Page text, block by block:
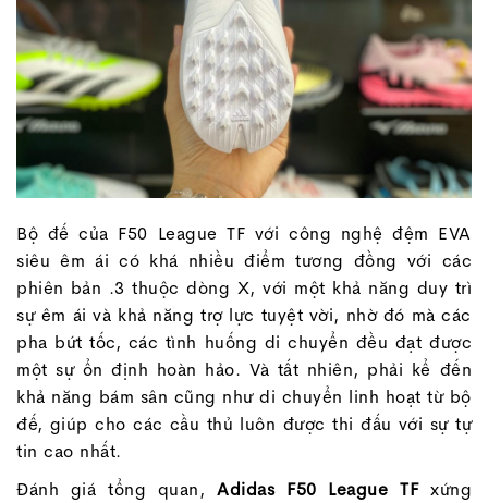
Bộ đế của F50 League TF với công nghệ đệm EVA
siêu êm ái có khá nhiều điểm tương đồng với các
phiên bản .3 thuộc dòng X, với một khả năng duy trì
sự êm ái và khả năng trợ lực tuyệt vời, nhờ đó mà các
pha bứt tốc, các tình huống di chuyển đều đạt được
một sự ổn định hoàn hảo. Và tất nhiên, phải kể đến
khả năng bám sân cũng như di chuyển linh hoạt từ bộ
đế, giúp cho các cầu thủ luôn được thi đấu với sự tự
tin cao nhất.
Đánh giá tổng quan,Adidas F50 League TFxứng